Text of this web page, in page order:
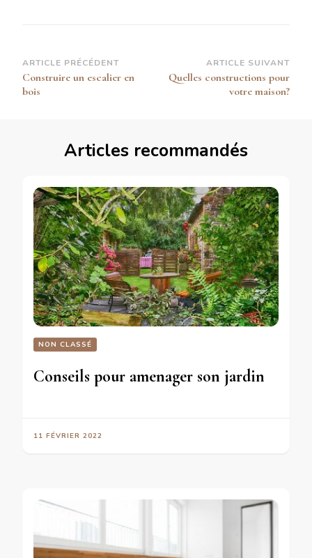
Navigation
d’article
ARTICLE PRÉCÉDENT
Construire un escalier en
bois
ARTICLE SUIVANT
Quelles constructions pour
votre maison?
Articles recommandés
NON CLASSÉ
Conseils pour amenager son jardin
11 FÉVRIER 2022